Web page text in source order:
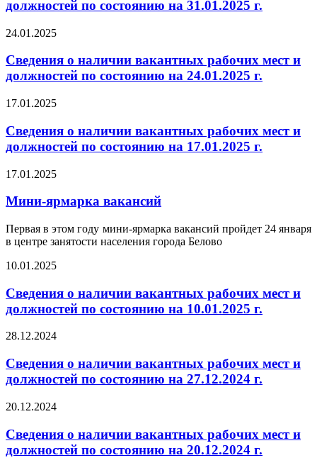
должностей по состоянию на 31.01.2025 г.
24.01.2025
Сведения о наличии вакантных рабочих мест и
должностей по состоянию на 24.01.2025 г.
17.01.2025
Сведения о наличии вакантных рабочих мест и
должностей по состоянию на 17.01.2025 г.
17.01.2025
Мини-ярмарка вакансий
Первая в этом году мини-ярмарка вакансий пройдет 24 января
в центре занятости населения города Белово
10.01.2025
Сведения о наличии вакантных рабочих мест и
должностей по состоянию на 10.01.2025 г.
28.12.2024
Сведения о наличии вакантных рабочих мест и
должностей по состоянию на 27.12.2024 г.
20.12.2024
Сведения о наличии вакантных рабочих мест и
должностей по состоянию на 20.12.2024 г.